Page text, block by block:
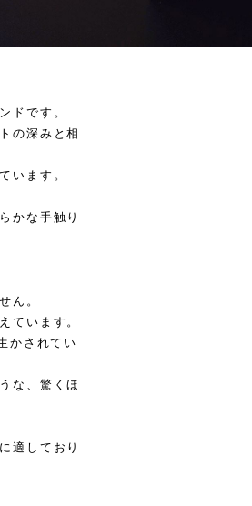
ドです。
の深みと相
います。
かな手触り
ん。
ています。
かされてい
な、驚くほ
適しており